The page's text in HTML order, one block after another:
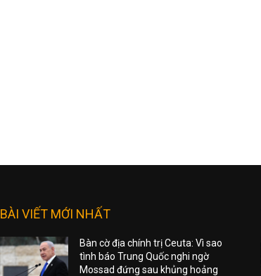
BÀI VIẾT MỚI NHẤT
Bàn cờ địa chính trị Ceuta: Vì sao
tình báo Trung Quốc nghi ngờ
Mossad đứng sau khủng hoảng